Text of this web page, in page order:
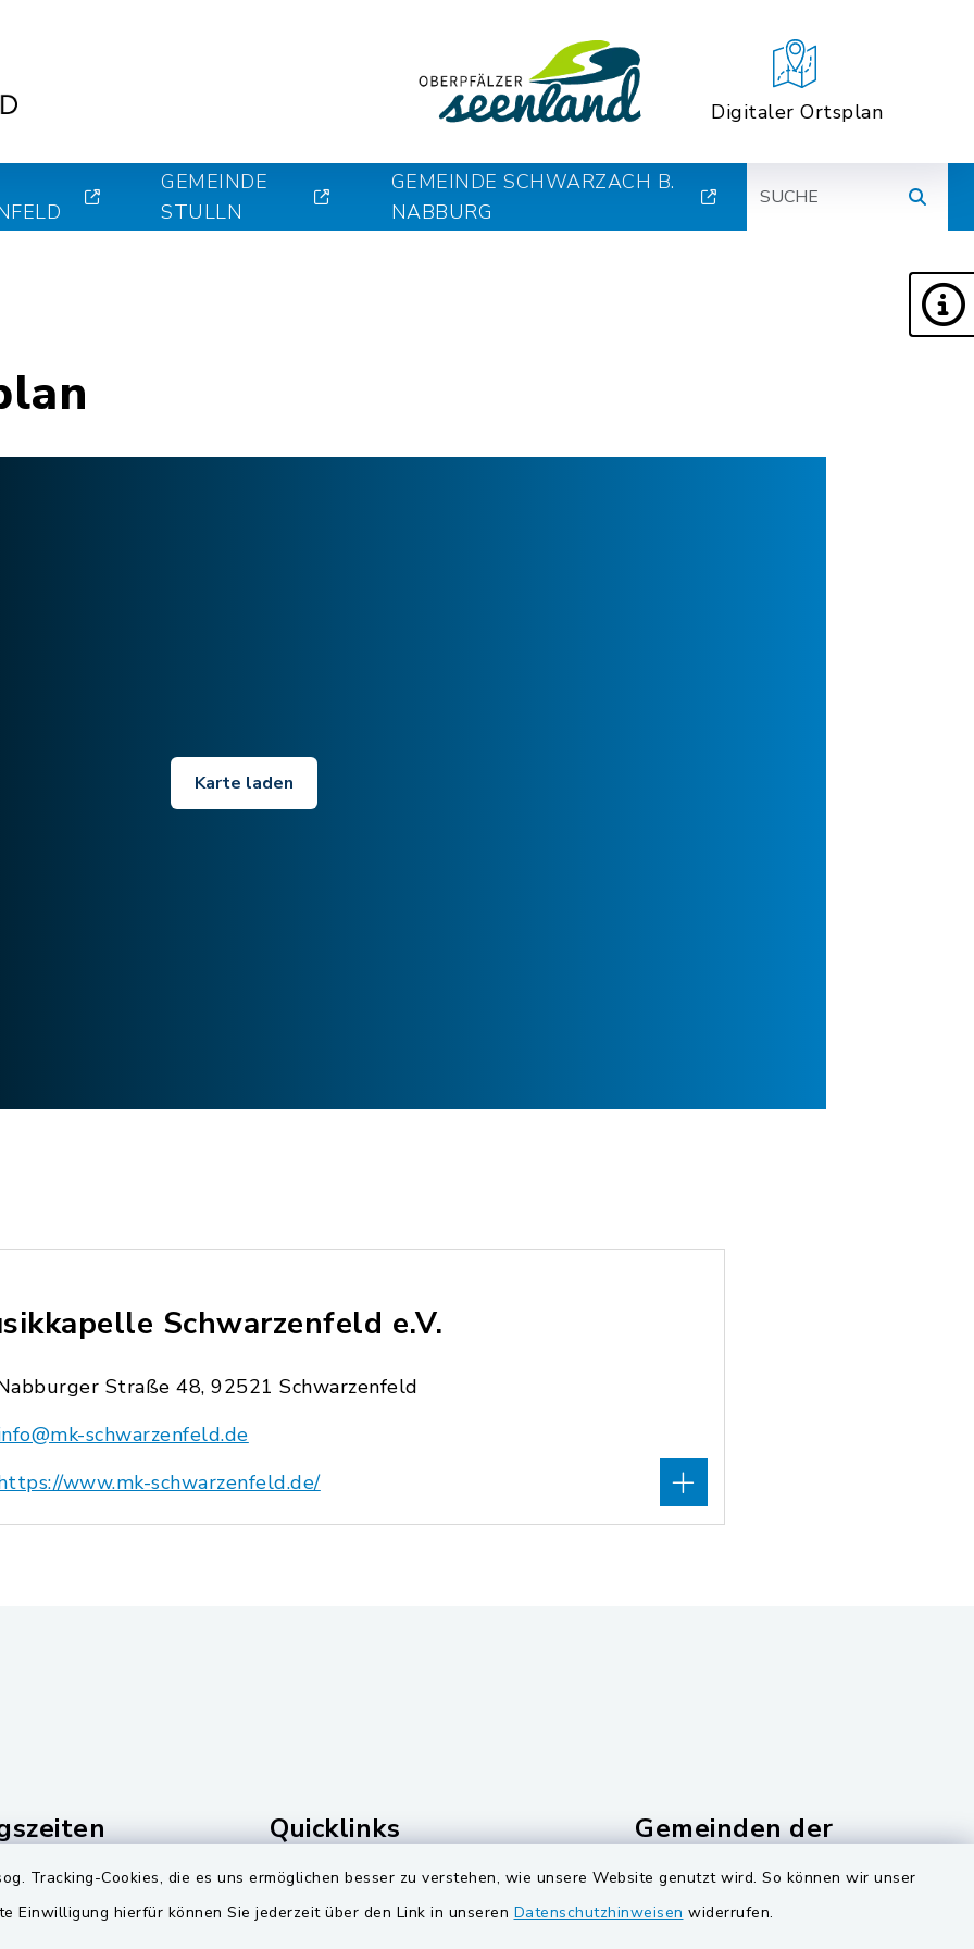
Tracking-Cookies, die es uns ermöglichen besser zu verstehen, wie unsere Website genutzt wird. So können wir unser
Einwilligung hierfür können Sie jederzeit über den Link in unseren Datenschutzhinweisen widerrufen.
Digitaler Ortsplan
GEMEINDE
STULLN
GEMEINDE SCHWARZACH B.
NABBURG
Karte laden
Schwarzenfeld e.V.
Straße 48, 92521 Schwarzenfeld
schwarzenfeld.de
www.mk-schwarzenfeld.de/
Uhr
Quicklinks
Landkreis Schwandorf
Gemeinden der
Gemeinde Schwarzach bei Nabburg